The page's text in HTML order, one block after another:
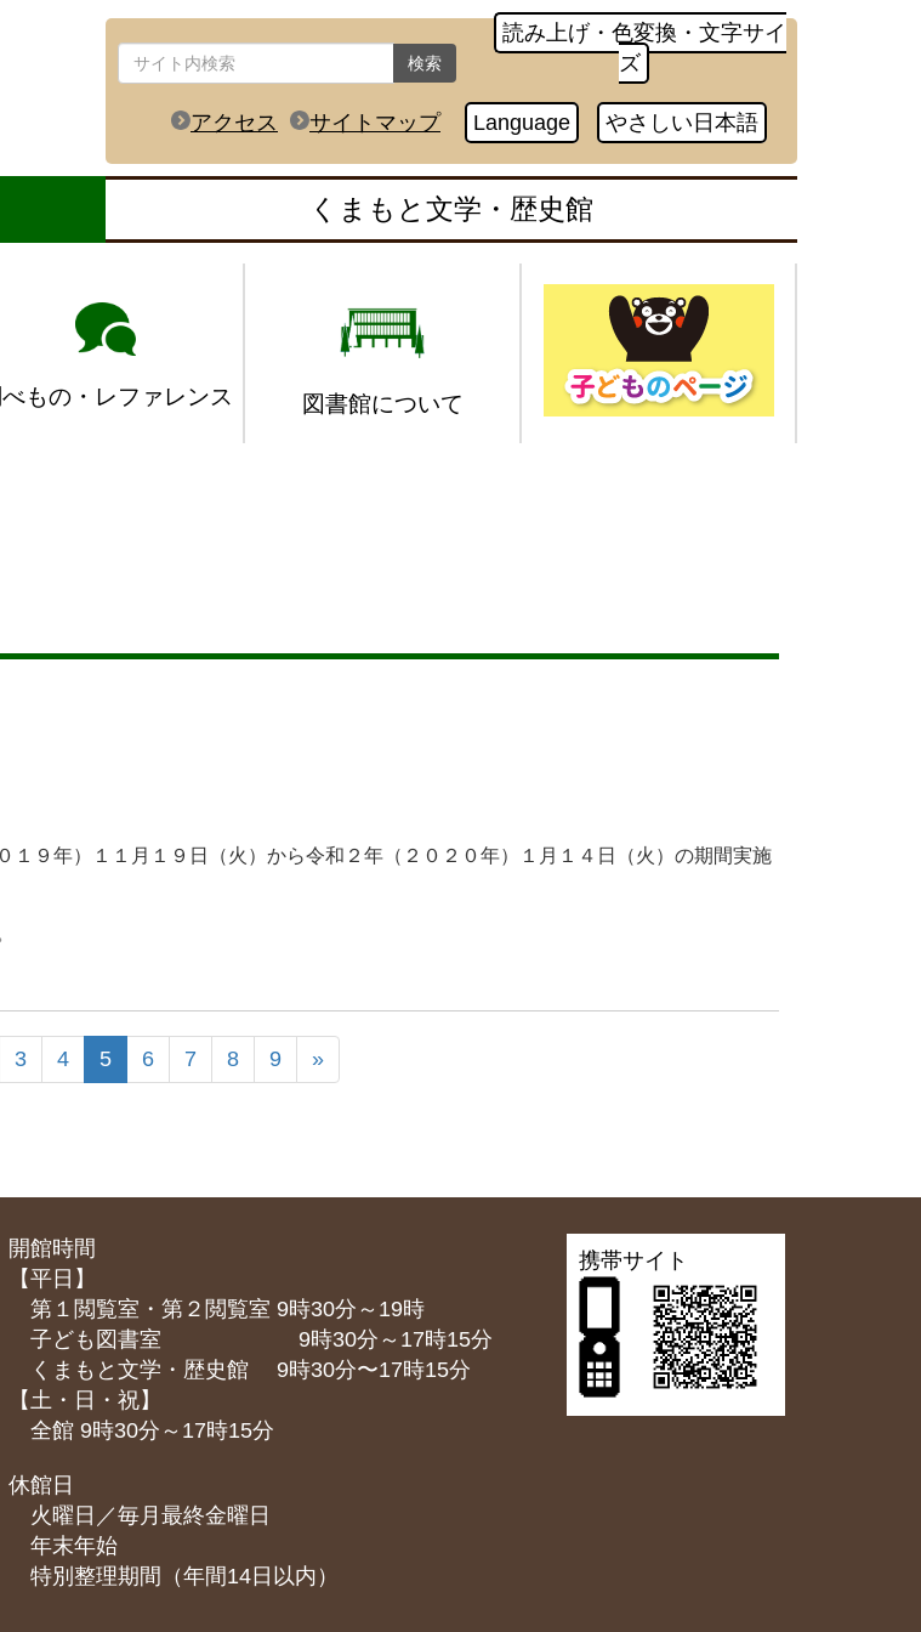
検索
読み上げ・色変換・文字サイ
ズ
アクセス サイトマップ Language やさしい日本語
くまもと文学・歴史館
もの・レファレンス 図書館について
９年）１１月１９日（火）から令和２年（２０２０年）１月１４日（火）の期間実施
3 4 5 6 7 8 9 »
開館時間
【平日】
第１閲覧室・第２閲覧室 9時30分～19時
子ども図書室 9時30分～17時15分
くまもと⽂学・歴史館 9時30分〜17時15分
【土・日・祝】
全館 9時30分～17時15分
休館日
火曜日／毎月最終金曜日
年末年始
特別整理期間（年間14日以内）
携帯サイト